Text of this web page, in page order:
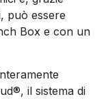
può essere
Box e con un
il sistema di